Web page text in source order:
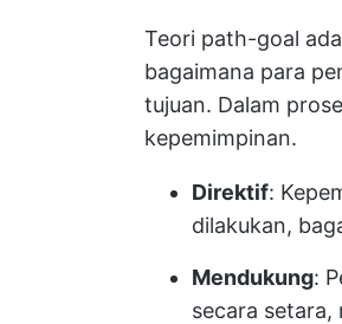
Teori path-goal
bagaimana para
tujuan. Dalam
kepemimpinan.
Direktif:
dilakukan,
Mendukung:
secara